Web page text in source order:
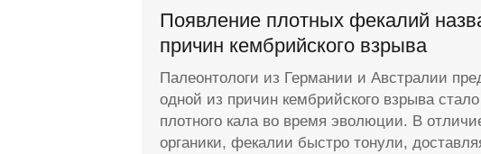
Появление плотных фекалий
причин кембрийского взрыва
Палеонтологи из Германии и Австралии
одной из причин кембрийского взрыва
плотного кала во время эволюции. В
органики, фекалии быстро тонули,